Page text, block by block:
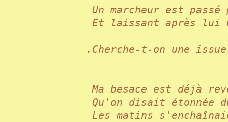
Un marcheur est
Et laissant après lui
.Cherche-t-on une
Ma besace est déjà
Qu'on disait
Les matins